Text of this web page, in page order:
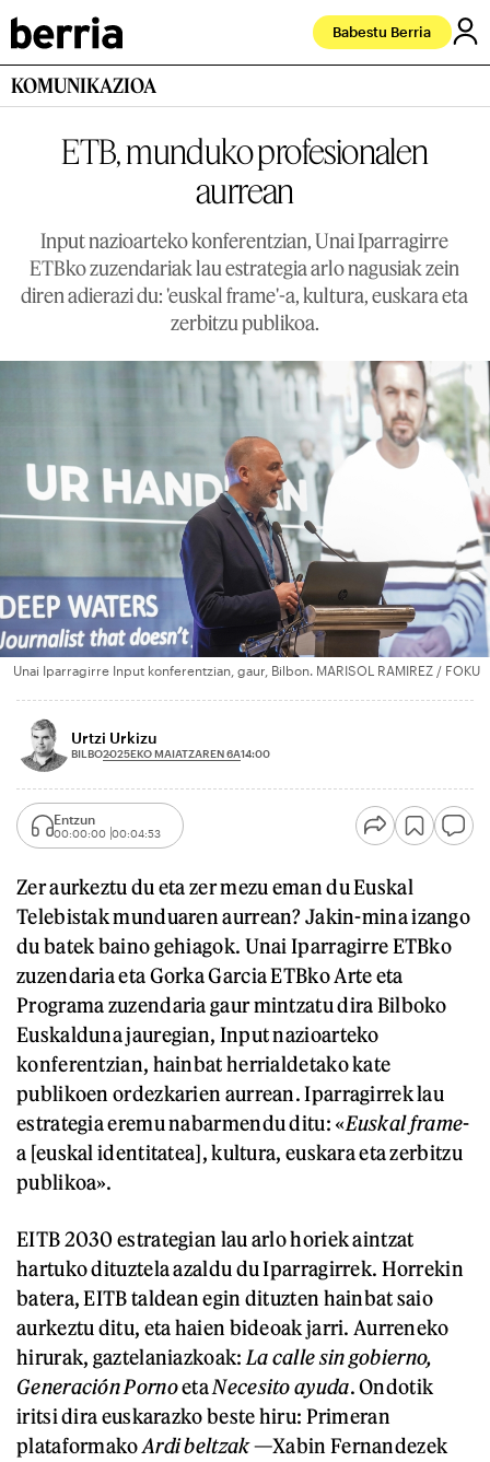
Babestu Berria
KOMUNIKAZIOA
ETB, munduko profesionalen
aurrean
Input nazioarteko konferentzian, Unai Iparragirre
ETBko zuzendariak lau estrategia arlo nagusiak zein
diren adierazi du: 'euskal frame'-a, kultura, euskara eta
zerbitzu publikoa.
Unai Iparragirre Input konferentzian, gaur, Bilbon. MARISOL RAMIREZ / FOKU
Urtzi Urkizu
BILBO2025EKO MAIATZAREN 6A14:00
Entzun
00:00:00 00:04:53
Zer aurkeztu du eta zer mezu eman du Euskal
Telebistak munduaren aurrean? Jakin-mina izango
du batek baino gehiagok. Unai Iparragirre ETBko
zuzendaria eta Gorka Garcia ETBko Arte eta
Programa zuzendaria gaur mintzatu dira Bilboko
Euskalduna jauregian, Input nazioarteko
konferentzian, hainbat herrialdetako kate
publikoen ordezkarien aurrean. Iparragirrek lau
estrategia eremu nabarmendu ditu: «Euskal frame-
a [euskal identitatea], kultura, euskara eta zerbitzu
publikoa».
EITB 2030 estrategian lau arlo horiek aintzat
hartuko dituztela azaldu du Iparragirrek. Horrekin
batera, EITB taldean egin dituzten hainbat saio
aurkeztu ditu, eta haien bideoak jarri. Aurreneko
hirurak, gaztelaniazkoak: La calle sin gobierno,
Generación PornoetaNecesito ayuda. Ondotik
iritsi dira euskarazko beste hiru: Primeran
plataformakoArdi beltzak—Xabin Fernandezek